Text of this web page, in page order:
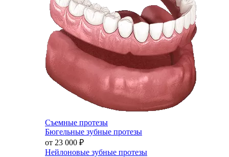
Съемные протезы
Бюгельные зубные протезы
от 23 000 ₽
Нейлоновые зубные протезы